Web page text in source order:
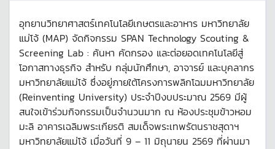
อุทยานวิทยาศาสตร์เทคโนโลยีเกษตรและอาหาร มหาวิทยาลัย
แม่โจ้ (MAP) จัดกิจกรรม SPAN Technology Scouting &
Screening Lab : ค้นหา คัดกรอง และต่อยอดเทคโนโลยีสู่
โอกาสทางธุรกิจ สำหรับ กลุ่มนักศึกษา, อาจารย์ และบุคลากร
มหาวิทยาลัยแม่โจ้ ซึ่งอยู่ภายใต้โครงการพลิกโฉมมหาวิทยาลัย
(Reinventing University) ประจำปีงบประมาณ 2569 มีผู้
สนใจเข้าร่วมกิจกรรมเป็นจำนวนมาก ณ ห้องประชุมข้าวหอม
มะลิ อาคารเฉลิมพระเกียรติ สมเด็จพระเทพรัตนราชสุดาฯ
มหาวิทยาลัยแม่โจ้ เมื่อวันที่ 9 – 11 มิถุนายน 2569 ที่ผ่านมา